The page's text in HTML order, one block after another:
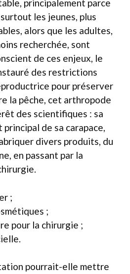
principalement parce
les jeunes, plus
alors que les adultes,
recherchée, sont
de ces enjeux, le
des restrictions
pour préserver
la pêche, cet arthropode
des scientifiques : sa
de sa carapace,
divers produits, du
en passant par la
;
;
pour la chirurgie ;
pourrait-elle mettre